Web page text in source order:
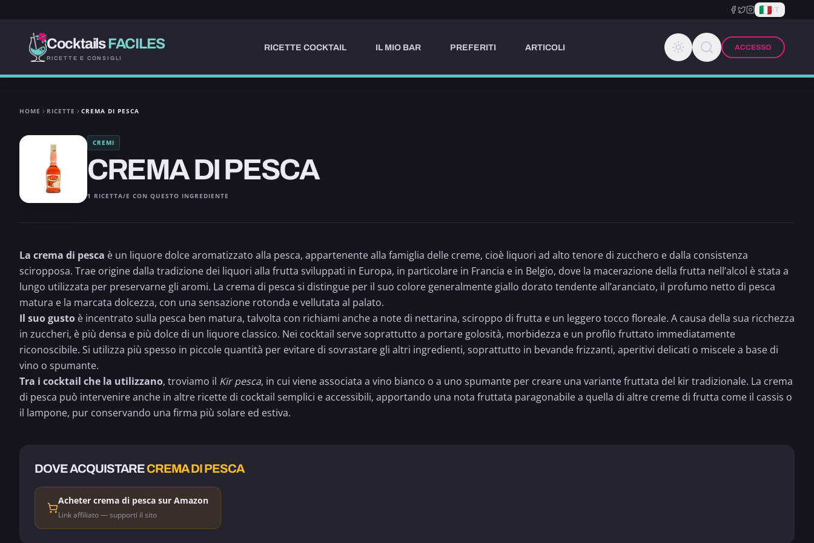
IT
CocktailsFACILES
RICETTE E CONSIGLI
RICETTE COCKTAIL IL MIO BAR PREFERITI ARTICOLI ACCESSO
HOME RICETTE CREMA DI PESCA
CREMI
CREMA DI PESCA
1 RICETTA/E CON QUESTO INGREDIENTE
La crema di pesca è un liquore dolce aromatizzato alla pesca, appartenente alla famiglia delle creme, cioè liquori ad alto tenore di zucchero e dalla consistenza
sciropposa. Trae origine dalla tradizione dei liquori alla frutta sviluppati in Europa, in particolare in Francia e in Belgio, dove la macerazione della frutta nell’alcol è stata a
lungo utilizzata per preservarne gli aromi. La crema di pesca si distingue per il suo colore generalmente giallo dorato tendente all’aranciato, il profumo netto di pesca
matura e la marcata dolcezza, con una sensazione rotonda e vellutata al palato.
Il suo gusto è incentrato sulla pesca ben matura, talvolta con richiami anche a note di nettarina, sciroppo di frutta e un leggero tocco floreale. A causa della sua ricchezza
in zuccheri, è più densa e più dolce di un liquore classico. Nei cocktail serve soprattutto a portare golosità, morbidezza e un profilo fruttato immediatamente
riconoscibile. Si utilizza più spesso in piccole quantità per evitare di sovrastare gli altri ingredienti, soprattutto in bevande frizzanti, aperitivi delicati o miscele a base di
vino o spumante.
Tra i cocktail che la utilizzano, troviamo il Kir pesca, in cui viene associata a vino bianco o a uno spumante per creare una variante fruttata del kir tradizionale. La crema
di pesca può intervenire anche in altre ricette di cocktail semplici e accessibili, apportando una nota fruttata paragonabile a quella di altre creme di frutta come il cassis o
il lampone, pur conservando una firma più solare ed estiva.
DOVE ACQUISTARECREMA DI PESCA
Acheter crema di pesca sur Amazon
Link affiliato — supporti il sito